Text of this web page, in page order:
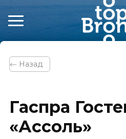
⃪ Назад
Гаспра
«Ассоль»